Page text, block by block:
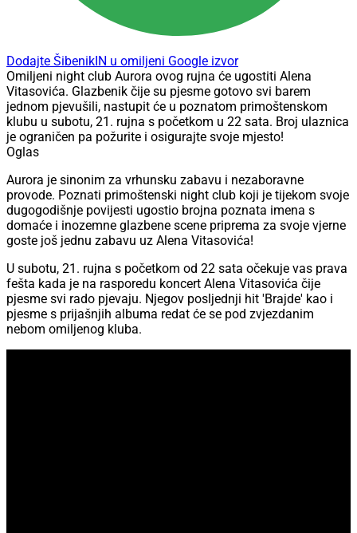
Dodajte ŠibenikIN u omiljeni Google izvor
Omiljeni night club Aurora ovog rujna će ugostiti Alena
Vitasovića. Glazbenik čije su pjesme gotovo svi barem
jednom pjevušili, nastupit će u poznatom primoštenskom
klubu u subotu, 21. rujna s početkom u 22 sata. Broj ulaznica
je ograničen pa požurite i osigurajte svoje mjesto!
Oglas
Aurora je sinonim za vrhunsku zabavu i nezaboravne
provode. Poznati primoštenski night club koji je tijekom svoje
dugogodišnje povijesti ugostio brojna poznata imena s
domaće i inozemne glazbene scene priprema za svoje vjerne
goste još jednu zabavu uz Alena Vitasovića!
U subotu, 21. rujna s početkom od 22 sata očekuje vas prava
fešta kada je na rasporedu koncert Alena Vitasovića čije
pjesme svi rado pjevaju. Njegov posljednji hit 'Brajde' kao i
pjesme s prijašnjih albuma redat će se pod zvjezdanim
nebom omiljenog kluba.